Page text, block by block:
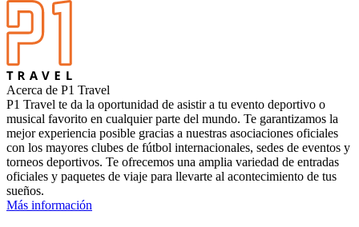
Acerca de P1 Travel
P1 Travel te da la oportunidad de asistir a tu evento deportivo o
musical favorito en cualquier parte del mundo. Te garantizamos la
mejor experiencia posible gracias a nuestras asociaciones oficiales
con los mayores clubes de fútbol internacionales, sedes de eventos y
torneos deportivos. Te ofrecemos una amplia variedad de entradas
oficiales y paquetes de viaje para llevarte al acontecimiento de tus
sueños.
Más información